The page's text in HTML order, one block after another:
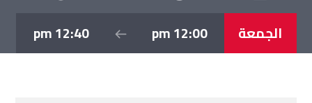
الجمعة 12:00 pm
12:40 pm